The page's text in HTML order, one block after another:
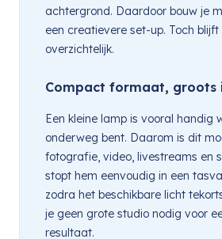
achtergrond. Daardoor bouw je
een creatievere set-up. Toch
overzichtelijk.
Compact formaat, groots
Een kleine lamp is vooral handig
onderweg bent. Daarom is dit
fotografie, video, livestreams en
stopt hem eenvoudig in een
zodra het beschikbare licht
je geen grote studio nodig voor
resultaat.